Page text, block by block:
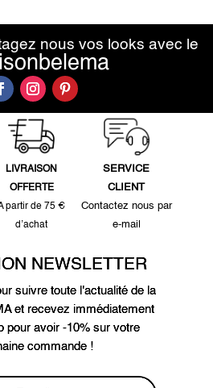
nous vos looks avec le
LIVRAISON
OFFERTE
partir de 75 €
d’achat
SERVICE
CLIENT
Contactez nous par
e-mail
NEWSLETTER
suivre toute l'actualité de la
et recevez immédiatement
pour avoir -10% sur votre
commande !